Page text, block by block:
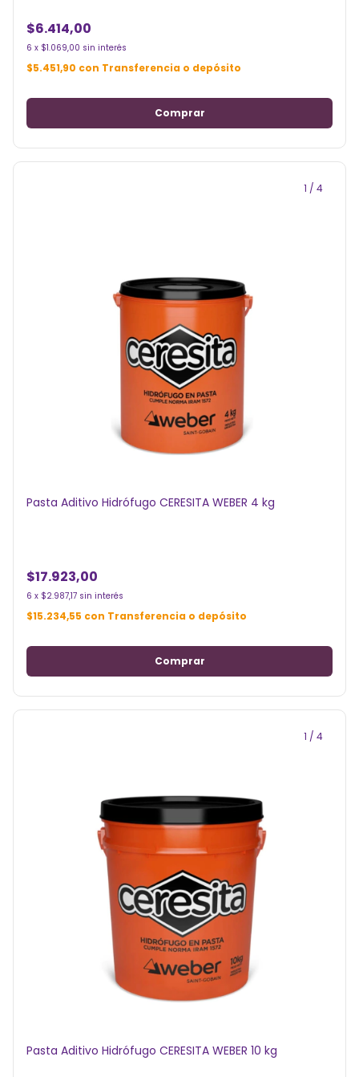
$6.414,00
6 x $1.069,00 sin interés
$5.451,90 con Transferencia o depósito
1 / 4
Pasta Aditivo Hidrófugo CERESITA WEBER 4 kg
$17.923,00
6 x $2.987,17 sin interés
$15.234,55 con Transferencia o depósito
1 / 4
Pasta Aditivo Hidrófugo CERESITA WEBER 10 kg